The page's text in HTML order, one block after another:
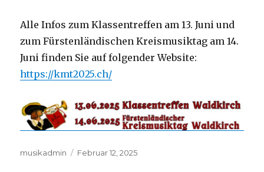
Alle Infos zum Klassentreffen am 13. Juni und
zum Fürstenländischen Kreismusiktag am 14.
Juni finden Sie auf folgender Website:
https://kmt2025.ch/
Autor
musikadmin
Veröffentlicht
Februar 12, 2025